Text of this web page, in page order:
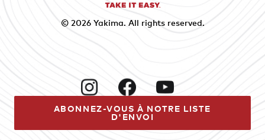
© 2026 Yakima. All rights reserved.
InstagramFacebook
ABONNEZ-VOUS À NOTRE LISTE
D'ENVOI